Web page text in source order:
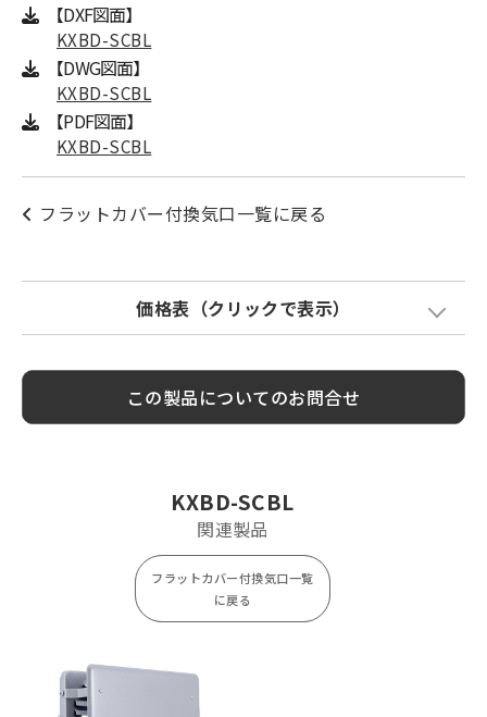
【DXF図面】
KXBD-SCBL
【DWG図面】
KXBD-SCBL
【PDF図面】
KXBD-SCBL
フラットカバー付換気口一覧に戻る
価格表（クリックで表示）
塗装色加算
KXBD100SCBL
¥ 10,500
¥ 1,800
この製品についてのお問合せ
KXBD-SCBL
関連製品
フラットカバー付換気口一覧
に戻る